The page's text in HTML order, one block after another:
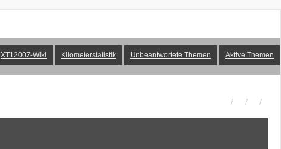
XT1200Z-Wiki Kilometerstatistik Unbeantwortete Themen Aktive Themen